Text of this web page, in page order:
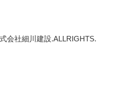
会社細川建設.ALLRIGHTS.